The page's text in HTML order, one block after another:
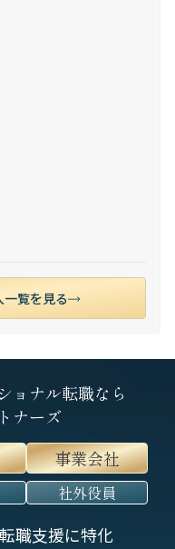
覧を見る
ョナル転職なら
ナーズ
事業会社
社外役員
職支援に特化